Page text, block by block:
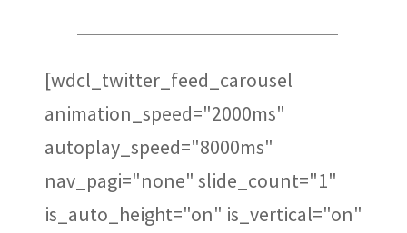
[wdcl_twitter_feed_carousel
animation_speed="2000ms"
autoplay_speed="8000ms"
nav_pagi="none" slide_count="1"
is_auto_height="on" is_vertical="on"